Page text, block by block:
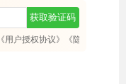
获取验证码
《用户授权协议》 《隐私政策》